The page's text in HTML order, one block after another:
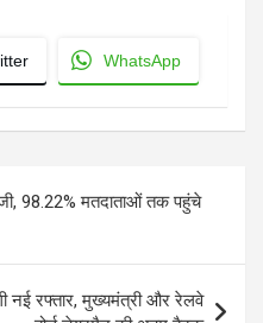
WhatsApp
98.22% मतदाताओं तक पहुंचे
नई रफ्तार, मुख्यमंत्री और रेलवे